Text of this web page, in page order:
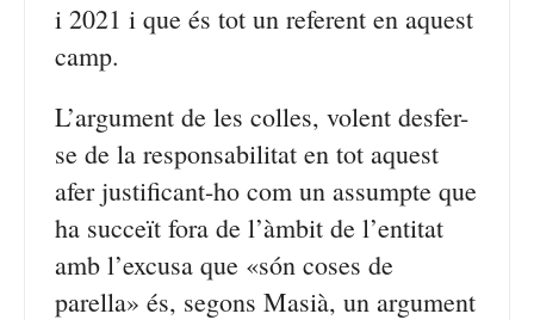
i 2021 i que és tot un referent en aquest
camp.
L’argument de les colles, volent desfer-
se de la responsabilitat en tot aquest
afer justificant-ho com un assumpte que
ha succeït fora de l’àmbit de l’entitat
amb l’excusa que «són coses de
parella» és, segons Masià, un argument